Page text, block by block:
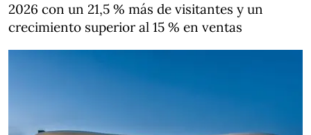
2026 con un 21,5 % más de visitantes y un
crecimiento superior al 15 % en ventas